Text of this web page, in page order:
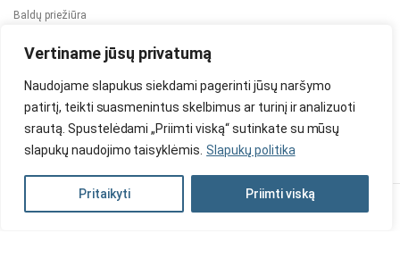
Vertiname jūsų privatumą
Naudojame slapukus siekdami pagerinti jūsų naršymo
patirtį, teikti suasmenintus skelbimus ar turinį ir analizuoti
srautą. Spustelėdami „Priimti viską“ sutinkate su mūsų
slapukų naudojimo taisyklėmis. Slapukų politika
Pritaikyti Priimti viską
Baldų priežiūra
2024 © Visos teisės saugomos. Be TauBaldai.lt sutikimo draudžiama
Asmens duomenų tvarkymas Privatumo politika